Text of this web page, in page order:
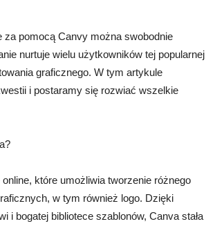
za pomocą Canvy można swobodnie
nurtuje wielu użytkowników tej popularnej
graficznego. W tym artykule
i postaramy się rozwiać wszelkie
które umożliwia tworzenie różnego
w tym również logo. Dzięki
i bogatej bibliotece szablonów, Canva stała